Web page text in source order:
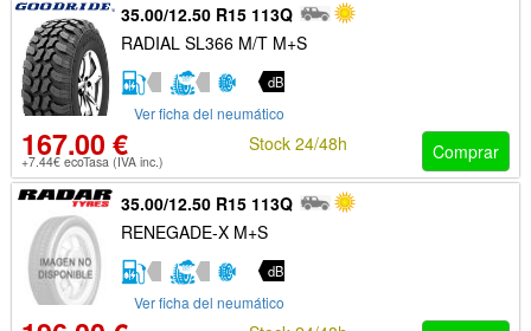
35.00/12.50 R15 113Q
RADIAL SL366 M/T M+S
dB
Ver ficha del neumático
167.00 €
+7.44€ ecoTasa (IVA inc.) Comprar
Stock 24/48h
35.00/12.50 R15 113Q
RENEGADE-X M+S
dB
Ver ficha del neumático